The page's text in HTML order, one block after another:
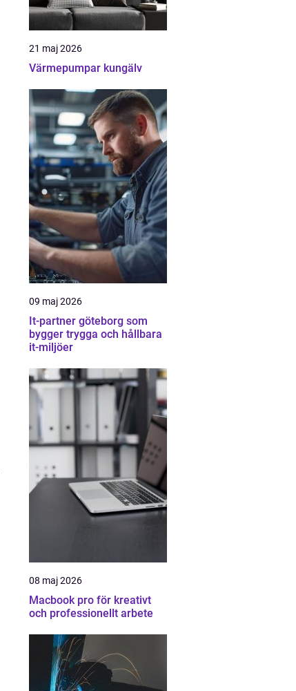
21 maj 2026
Värmepumpar kungälv
09 maj 2026
It-partner göteborg som
bygger trygga och hållbara
it-miljöer
08 maj 2026
Macbook pro för kreativt
och professionellt arbete